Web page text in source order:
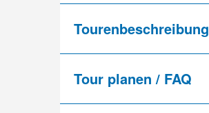
Tourenbeschreibung
Tour planen / FAQ